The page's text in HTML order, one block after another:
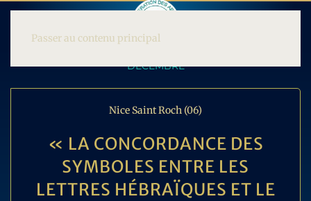
Passer au contenu principal
DECEMBRE
Nice Saint Roch (06)
« LA CONCORDANCE DES
SYMBOLES ENTRE LES
LETTRES HÉBRAÏQUES ET LE